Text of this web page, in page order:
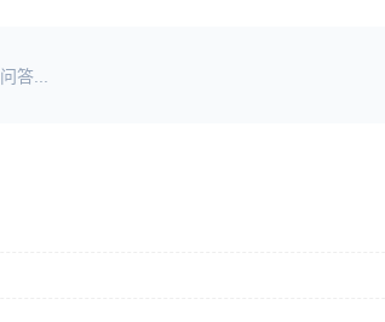
答...